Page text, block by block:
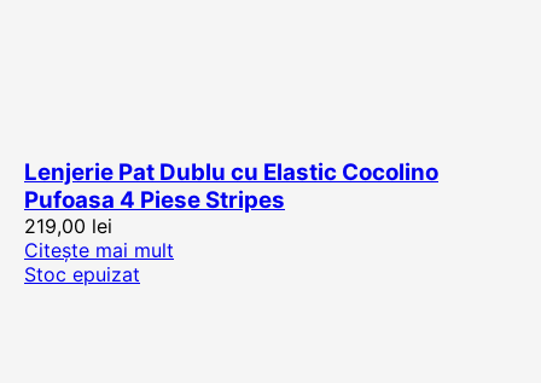
Lenjerie Pat Dublu cu Elastic Cocolino
Pufoasa 4 Piese Stripes
219,00 lei
Citește mai mult
Stoc epuizat